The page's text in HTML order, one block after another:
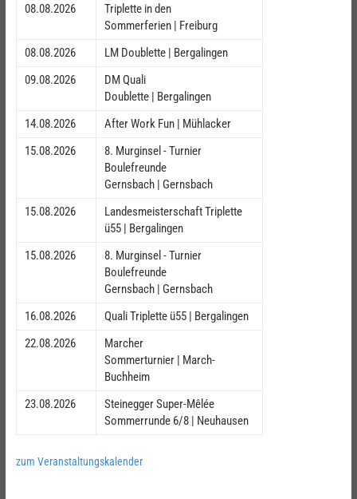
08.08.2026
Triplette in den
Sommerferien | Freiburg
08.08.2026
LM Doublette | Bergalingen
09.08.2026
DM Quali
Doublette | Bergalingen
14.08.2026
After Work Fun | Mühlacker
15.08.2026
8. Murginsel - Turnier
Boulefreunde
Gernsbach | Gernsbach
15.08.2026
Landesmeisterschaft Triplette
ü55 | Bergalingen
15.08.2026
8. Murginsel - Turnier
Boulefreunde
Gernsbach | Gernsbach
16.08.2026
Quali Triplette ü55 | Bergalingen
22.08.2026
Marcher
Sommerturnier | March-
Buchheim
23.08.2026
Steinegger Super-Mêlée
Sommerrunde 6/8 | Neuhausen
zum Veranstaltungskalender